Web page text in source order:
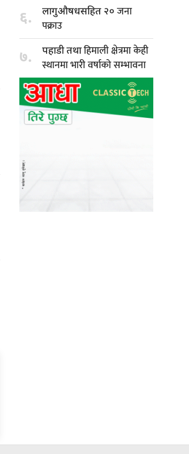
६. लागुऔषधसहित २०जना
पक्राउ
७. पहाडी तथाहिमाली क्षेत्रमा केही
स्थानमा भारी वर्षाको सम्भावना